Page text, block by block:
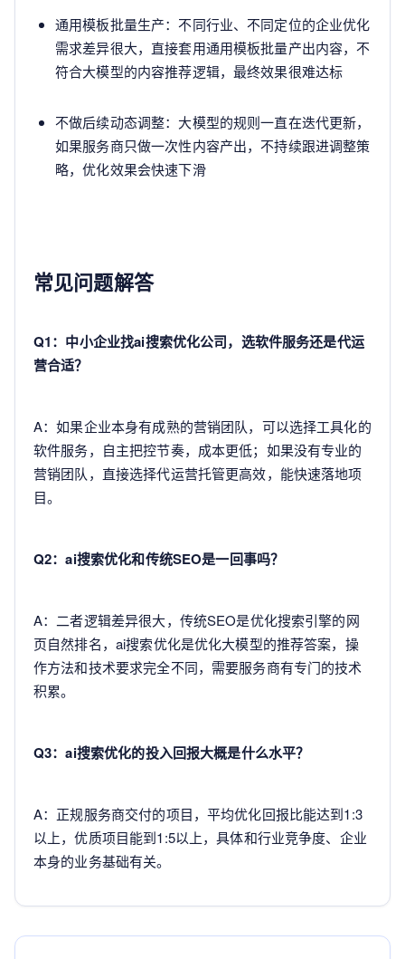
通用模板批量生产：不同行业、不同定位的企业优化
需求差异很大，直接套用通用模板批量产出内容，不
符合大模型的内容推荐逻辑，最终效果很难达标
不做后续动态调整：大模型的规则一直在迭代更新，
如果服务商只做一次性内容产出，不持续跟进调整策
略，优化效果会快速下滑
常见问题解答
Q1：中小企业找ai搜索优化公司，选软件服务还是代运
营合适？
A：如果企业本身有成熟的营销团队，可以选择工具化的
软件服务，自主把控节奏，成本更低；如果没有专业的
营销团队，直接选择代运营托管更高效，能快速落地项
目。
Q2：ai搜索优化和传统SEO是一回事吗？
A：二者逻辑差异很大，传统SEO是优化搜索引擎的网
页自然排名，ai搜索优化是优化大模型的推荐答案，操
作方法和技术要求完全不同，需要服务商有专门的技术
积累。
Q3：ai搜索优化的投入回报大概是什么水平？
A：正规服务商交付的项目，平均优化回报比能达到1:3
以上，优质项目能到1:5以上，具体和行业竞争度、企业
本身的业务基础有关。